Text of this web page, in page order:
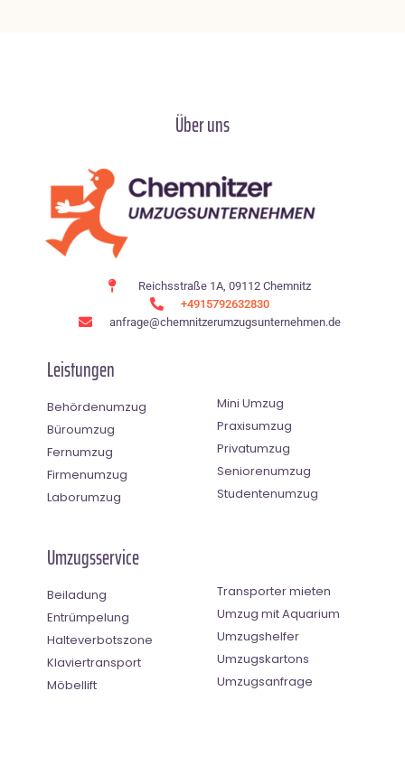
Über uns
Reichsstraße 1A, 09112 Chemnitz
+4915792632830
anfrage@chemnitzerumzugsunternehmen.de
Leistungen
Behördenumzug
Büroumzug
Fernumzug
Firmenumzug
Laborumzug
Mini Umzug
Praxisumzug
Privatumzug
Seniorenumzug
Studentenumzug
Umzugsservice
Beiladung
Entrümpelung
Halteverbotszone
Klaviertransport
Möbellift
Transporter mieten
Umzug mit Aquarium
Umzugshelfer
Umzugskartons
Umzugsanfrage